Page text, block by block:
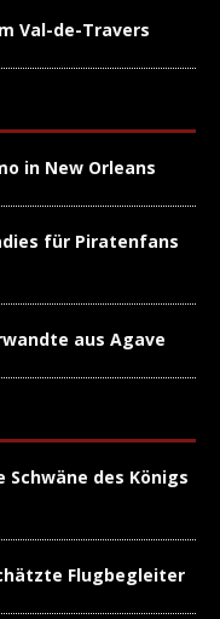
Val-de-Travers
in New Orleans
für Piratenfans
aus Agave
Schwäne des Königs
Flugbegleiter